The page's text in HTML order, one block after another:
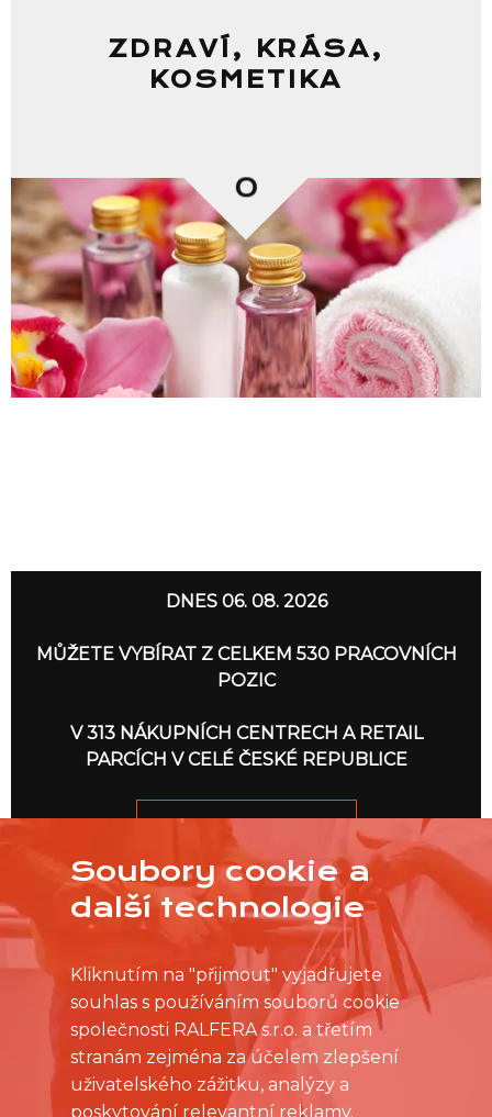
ZDRAVÍ, KRÁSA,
KOSMETIKA
0
DNES 06. 08. 2026
MŮŽETE VYBÍRAT Z CELKEM 530 PRACOVNÍCH
POZIC
V 313 NÁKUPNÍCH CENTRECH A RETAIL
PARCÍCH V CELÉ ČESKÉ REPUBLICE
JDEME NA TO
Soubory cookie a
další technologie
Kliknutím na "přijmout" vyjadřujete
souhlas s používáním souborů cookie
společnosti RALFERA s.r.o. a třetím
stranám zejména za účelem zlepšení
uživatelského zážitku, analýzy a
poskytování relevantní reklamy.